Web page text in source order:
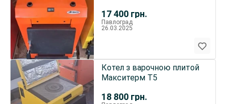
17 400 грн.
Павлоград
26.03.2025
18 800 грн.
Котел з варочною плитой
Макситерм Т5